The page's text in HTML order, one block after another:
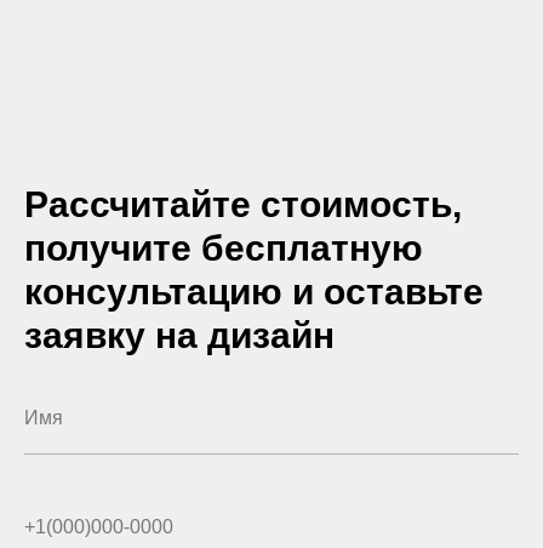
Рассчитайте стоимость,
получите бесплатную
консультацию и оставьте
заявку на дизайн